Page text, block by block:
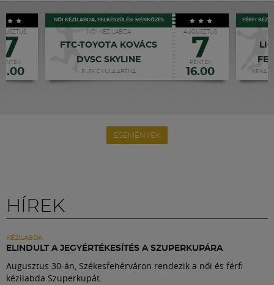
7
NŐI KÉZILABDA, FELKÉSZÜLÉSI MÉRKŐZÉS
NŐI KÉZILABDA
FTC-TOYOTA KOVÁCS
DVSC SKYLINE
ELEK GYULA ARÉNA
AUGUSZTUS
7
PÉNTEK
16.00
FÉRFI
NEKA
ESEMÉNYEK
HÍREK
KÉZILABDA
ELINDULT A JEGYÉRTÉKESÍTÉS A SZUPERKUPÁRA
Augusztus 30-án, Székesfehérváron rendezik a női és férfi
kézilabda Szuperkupát.